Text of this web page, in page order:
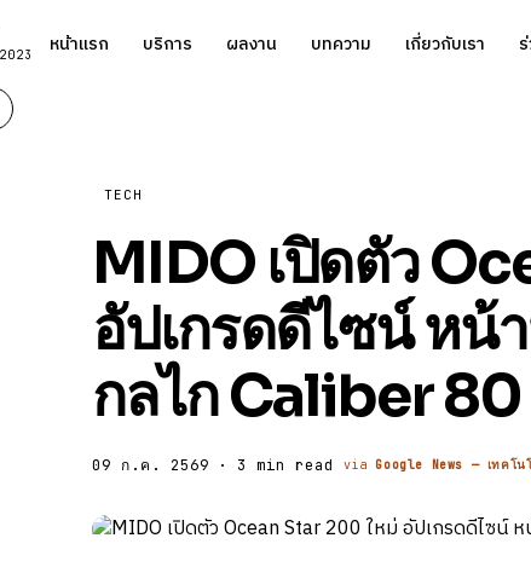
หน้าแรก บริการ ผลงาน บทความ เกี่ยวกับเรา
TECH
MIDO เปิดตัว
อัปเกรดดีไซน์ หน้
กลไก Caliber 80
09 ก.ค. 2569 · 3 min read viaGoogle News — เทคโน